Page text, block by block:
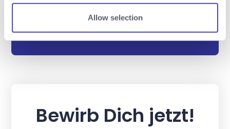
Allow selection
Einstiegsstufe ST1 EUR 2.854,- zuzüglich
einer attraktiven und leistungsgerechten
Überzahlung.
Bewirb Dich jetzt!